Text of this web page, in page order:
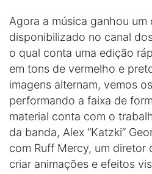
Agora a música ganhou um
disponibilizado no canal
o qual conta uma edição
em tons de vermelho e
imagens alternam, vemos
performando a faixa de
material conta com o
da banda, Alex “Katzki”
com Ruff Mercy, um diretor
criar animações e efeitos